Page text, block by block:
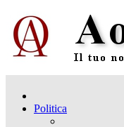
Politica